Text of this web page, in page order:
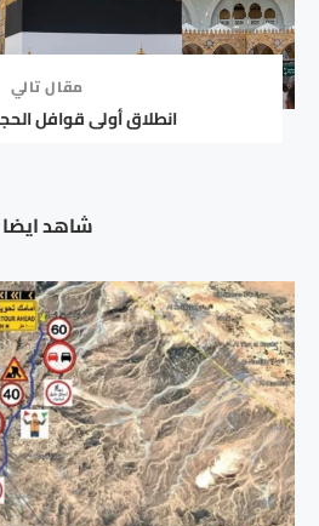
مقال تالي
انطلاق أولى قوافل
شاهد ايضا